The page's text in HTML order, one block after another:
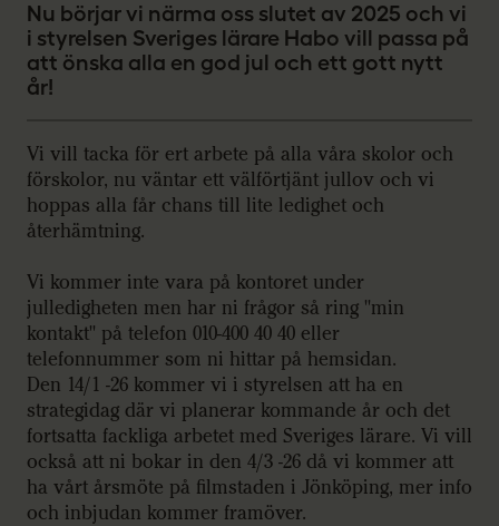
Nu börjar vi närma oss slutet av 2025 och vi
i styrelsen Sveriges lärare Habo vill passa på
att önska alla en god jul och ett gott nytt
år!
Vi vill tacka för ert arbete på alla våra skolor och
förskolor, nu väntar ett välförtjänt jullov och vi
hoppas alla får chans till lite ledighet och
återhämtning.
Vi kommer inte vara på kontoret under
julledigheten men har ni frågor så ring "min
kontakt" på telefon 010-400 40 40 eller
telefonnummer som ni hittar på hemsidan.
Den 14/1 -26 kommer vi i styrelsen att ha en
strategidag där vi planerar kommande år och det
fortsatta fackliga arbetet med Sveriges lärare. Vi vill
också att ni bokar in den 4/3 -26 då vi kommer att
ha vårt årsmöte på filmstaden i Jönköping, mer info
och inbjudan kommer framöver.